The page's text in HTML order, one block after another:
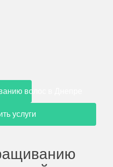
волос в Днепре
услуги